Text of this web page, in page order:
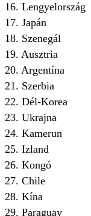
16. Lengyelország
17. Japán
18. Szenegál
19. Ausztria
20. Argentína
21. Szerbia
22. Dél-Korea
23. Ukrajna
24. Kamerun
25. Izland
26. Kongó
27. Chile
28. Kína
29. Paraguay